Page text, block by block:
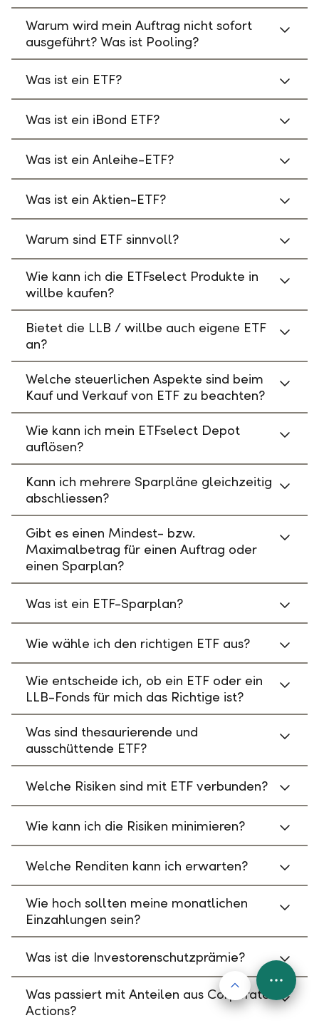
Warum wird mein Auftrag nicht sofort
ausgeführt? Was ist Pooling?
Was ist ein ETF?
Was ist ein iBond ETF?
Was ist ein Anleihe-ETF?
Was ist ein Aktien-ETF?
Warum sind ETF sinnvoll?
Wie kann ich die ETFselect Produkte in
willbe kaufen?
Bietet die LLB / willbe auch eigene ETF
an?
Welche steuerlichen Aspekte sind beim
Kauf und Verkauf von ETF zu beachten?
Wie kann ich mein ETFselect Depot
auflösen?
Kann ich mehrere Sparpläne gleichzeitig
abschliessen?
Gibt es einen Mindest- bzw.
Maximalbetrag für einen Auftrag oder
einen Sparplan?
Was ist ein ETF-Sparplan?
Wie wähle ich den richtigen ETF aus?
Wie entscheide ich, ob ein ETF oder ein
LLB-Fonds für mich das Richtige ist?
Was sind thesaurierende und
ausschüttende ETF?
Welche Risiken sind mit ETF verbunden?
Wie kann ich die Risiken minimieren?
Welche Renditen kann ich erwarten?
Wie hoch sollten meine monatlichen
Einzahlungen sein?
Was ist die Investorenschutzprämie?
Was passiert mit Anteilen aus Corporate
Actions?
Nach oben
FAB
Menu